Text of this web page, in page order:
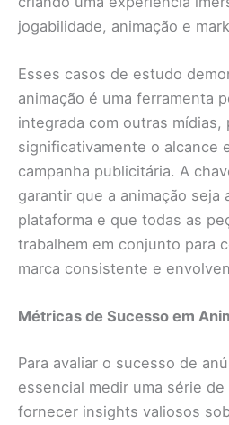
jogabilidade, animação e
Esses casos de estudo
animação é uma ferramenta
integrada com outras mídias,
significativamente o alcance
campanha publicitária. A
garantir que a animação seja
plataforma e que todas as
trabalhem em conjunto para
marca consistente e
Métricas de Sucesso em
Para avaliar o sucesso de
essencial medir uma série
fornecer insights valiosos